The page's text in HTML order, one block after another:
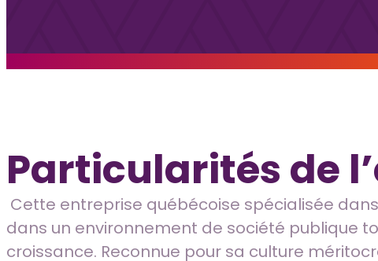
Particularités de
Cette entreprise québécoise spécialisée
dans un environnement de société publique
croissance. Reconnue pour sa culture